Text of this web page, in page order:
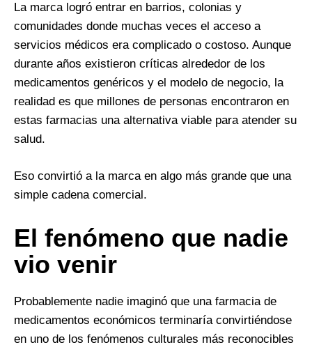
La marca logró entrar en barrios, colonias y
comunidades donde muchas veces el acceso a
servicios médicos era complicado o costoso. Aunque
durante años existieron críticas alrededor de los
medicamentos genéricos y el modelo de negocio, la
realidad es que millones de personas encontraron en
estas farmacias una alternativa viable para atender su
salud.
Eso convirtió a la marca en algo más grande que una
simple cadena comercial.
El fenómeno que nadie
vio venir
Probablemente nadie imaginó que una farmacia de
medicamentos económicos terminaría convirtiéndose
en uno de los fenómenos culturales más reconocibles